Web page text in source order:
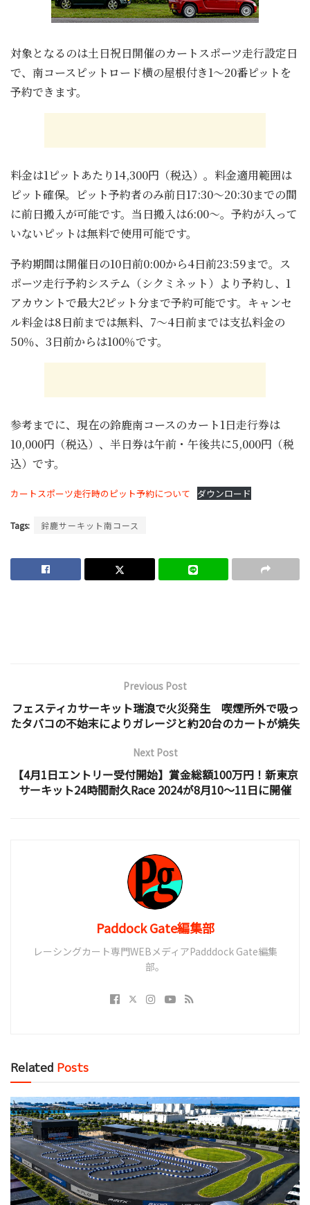
対象となるのは土日祝日開催のカートスポーツ走行設定日
で、南コースピットロード横の屋根付き1～20番ピットを
予約できます。
料金は1ピットあたり14,300円（税込）。料金適用範囲は
ピット確保。ピット予約者のみ前日17:30～20:30までの間
に前日搬入が可能です。当日搬入は6:00～。予約が入って
いないピットは無料で使用可能です。
予約期間は開催日の10日前0:00から4日前23:59まで。ス
ポーツ走行予約システム（シクミネット）より予約し、1
アカウントで最大2ピット分まで予約可能です。キャンセ
ル料金は8日前までは無料、7～4日前までは支払料金の
50％、3日前からは100％です。
参考までに、現在の鈴鹿南コースのカート1日走行券は
10,000円（税込）、半日券は午前・午後共に5,000円（税
込）です。
カートスポーツ走行時のピット予約について ダウンロード
Tags: 鈴鹿サーキット南コース
Previous Post
フェスティカサーキット瑞浪で火災発生 喫煙所外で吸っ
たタバコの不始末によりガレージと約20台のカートが焼失
Next Post
【4月1日エントリー受付開始】賞金総額100万円！新東京
サーキット24時間耐久Race 2024が8月10～11日に開催
Paddock Gate編集部
レーシングカート専門WEBメディアPadddock Gate編集
部。
Related Posts